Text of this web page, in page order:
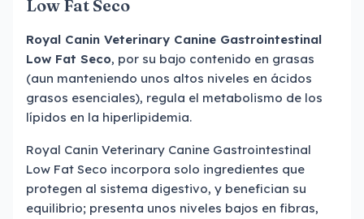
Low Fat Seco
Royal Canin Veterinary Canine Gastrointestinal
Low Fat Seco, por su bajo contenido en grasas
(aun manteniendo unos altos niveles en ácidos
grasos esenciales), regula el metabolismo de los
lípidos en la hiperlipidemia.
Royal Canin Veterinary Canine Gastrointestinal
Low Fat Seco incorpora solo ingredientes que
protegen al sistema digestivo, y benefician su
equilibrio; presenta unos niveles bajos en fibras,